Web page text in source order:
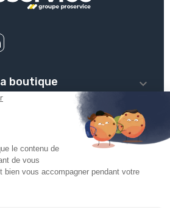
boutique 


